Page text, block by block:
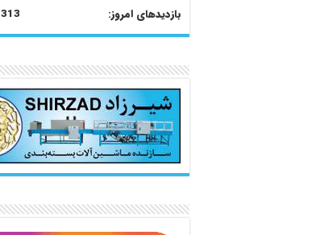
بازدیدهای امروز: 313